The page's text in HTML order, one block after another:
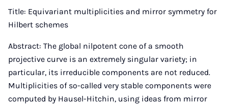
Mail
Title: Equivariant multiplicities and mirror symmetry for
Hilbert schemes
Abstract: The global nilpotent cone of a smooth
projective curve is an extremely singular variety; in
particular, its irreducible components are not reduced.
Multiplicities of so-called very stable components were
computed by Hausel-Hitchin, using ideas from mirror